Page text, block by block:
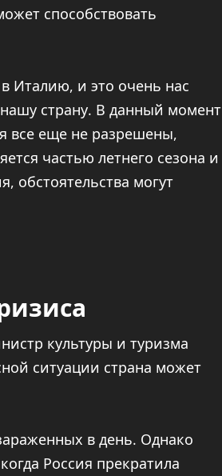
способствовать
Италию, и это очень нас
страну. В данный момент
все еще не разрешены,
частью летнего сезона и
обстоятельства могут
культуры и туризма
ситуации страна может
в день. Однако
Россия прекратила